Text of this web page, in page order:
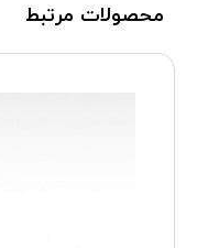
محصولات مرتبط